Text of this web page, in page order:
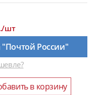
шт
"Почтой России"
в корзину